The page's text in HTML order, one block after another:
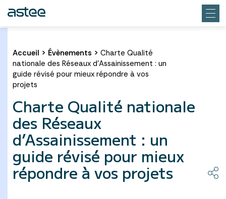
Accueil > Évènements > Charte Qualité
nationale des Réseaux d’Assainissement : un
guide révisé pour mieux répondre à vos
projets
Charte Qualité nationale
des Réseaux
d’Assainissement : un
guide révisé pour mieux
répondre à vos projets